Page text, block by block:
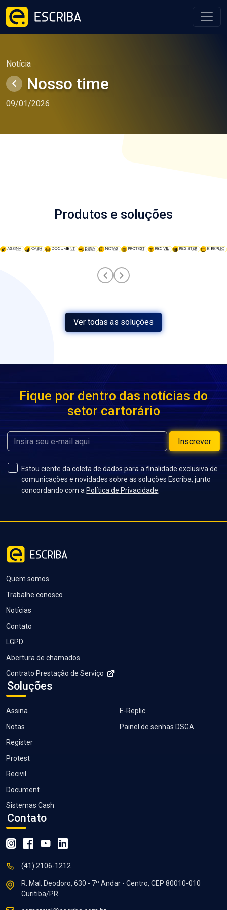
Notícia
voltarNosso time
09/01/2026
Produtos e soluções
Ver todas as soluções
Fique por dentro das notícias do
setor cartorário
Inscrever
Estou ciente da coleta de dados para a finalidade exclusiva de
comunicações e novidades sobre as soluções Escriba, junto
concordando com a Política de Privacidade
Quem somos
Trabalhe conosco
Notícias
Contato
LGPD
Abertura de chamados
Contrato Prestação de Serviço
Soluções
Assina
Notas
Register
Protest
Recivil
Document
Sistemas Cash
E-Replic
Painel de senhas DSGA
Contato
instagramfacebook
youtube
(41) 2106-1212
R. Mal. Deodoro, 630 - 7º Andar - Centro, CEP 80010-010
Curitiba/PR